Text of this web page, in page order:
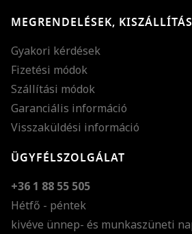
MEGRENDELÉSEK,
Gyakori kérdések
Fizetési módok
Szállítási módok
Garanciális információ
Visszaküldési információ
ÜGYFÉLSZOLGÁLAT
+36 1 88 55 505
Hétfő - péntek
kivéve ünnep- és munkaszüneti